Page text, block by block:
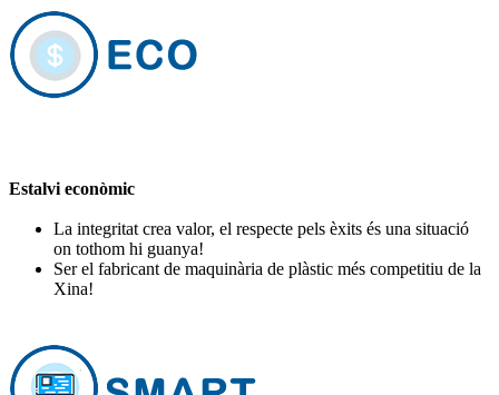
Estalvi econòmic
La integritat crea valor, el respecte pels èxits és una situació
on tothom hi guanya!
Ser el fabricant de maquinària de plàstic més competitiu de la
Xina!